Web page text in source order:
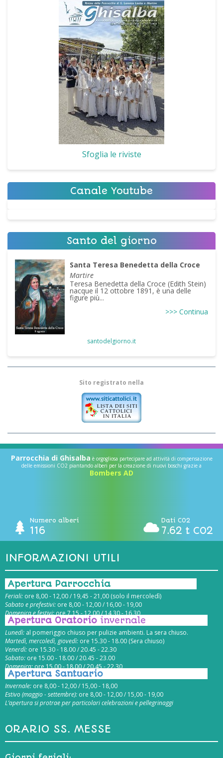
Sfoglia le riviste
Canale Youtube
Santo del giorno
Santa Teresa Benedetta della Croce
Martire
Teresa Benedetta della Croce (Edith Stein)
nacque il 12 ottobre 1891, è una delle
figure più...
>>> Continua
santodelgiorno.it
Sito registrato nella
Parrocchia di Ghisalba è orgogliosa partecipare ad attività di compensazione
delle emissioni CO2 piantando alberi per la creazione di nuovi boschi grazie a
Bombers AD
Numero alberi
116
Dati CO2
7.62 t CO2
INFORMAZIONI UTILI
Apertura Parrocchia
Feriali: ore 8,00 - 12,00 / 19,45 - 21,00 (solo il mercoledì)
Sabato e prefestivi: ore 8,00 - 12,00 / 16,00 - 19,00
Domenica e festivi:ore 7,15 - 12,00 / 14,30 - 16,30
Apertura Oratorio invernale
Lunedì: al pomeriggio chiuso per pulizie ambienti. La sera chiuso.
Martedì, mercoledì, giovedì: ore 15.30 - 18.00 (Sera chiuso)
Venerdì: ore 15.30 - 18.00 / 20.45 - 22.30
Sabato: ore 15.00 - 18.00 / 20.45 - 23.00
Domenica:ore 15.00 - 18.00 / 20.45 - 22.30
Apertura Santuario
Invernale: ore 8,00 - 12,00 / 15,00 - 18,00
Estivo (maggio - settembre): ore 8,00 - 12,00 / 15,00 - 19,00
L’apertura si protrae per particolari celebrazioni e pellegrinaggi
ORARIO SS. MESSE